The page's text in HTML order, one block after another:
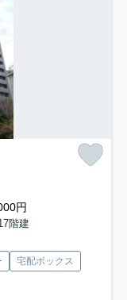
円
階建
宅配ボックス